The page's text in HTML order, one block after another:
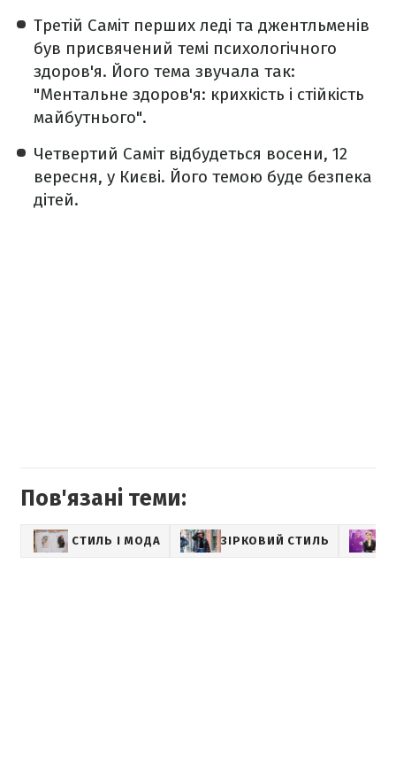
Третій Саміт перших леді та джентльменів
був присвячений темі психологічного
здоров'я. Його тема звучала так:
"Ментальне здоров'я: крихкість і стійкість
майбутнього".
Четвертий Саміт відбудеться восени, 12
вересня, у Києві. Його темою буде безпека
дітей.
Пов'язані теми:
СТИЛЬ І МОДА ЗІРКОВИЙ СТИЛЬ